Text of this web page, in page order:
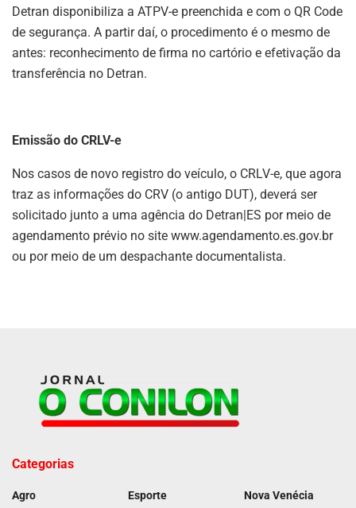
Detran disponibiliza a ATPV-e preenchida e com o QR Code
de segurança. A partir daí, o procedimento é o mesmo de
antes: reconhecimento de firma no cartório e efetivação da
transferência no Detran.
Emissão do CRLV-e
Nos casos de novo registro do veículo, o CRLV-e, que agora
traz as informações do CRV (o antigo DUT), deverá ser
solicitado junto a uma agência do Detran|ES por meio de
agendamento prévio no site www.agendamento.es.gov.br
ou por meio de um despachante documentalista.
Categorias
Agro
Esporte
Nova Venécia